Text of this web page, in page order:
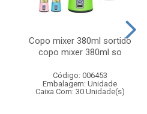
Copo mixer 380ml sortido
copo mixer 380ml so
Código: 006453
Embalagem: Unidade
Caixa Com: 30 Unidade(s)